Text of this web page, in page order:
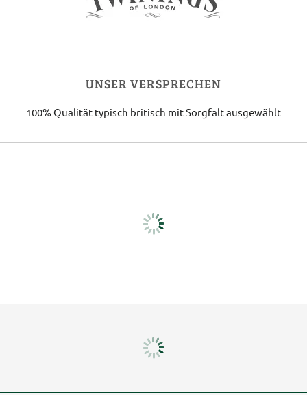
UNSER VERSPRECHEN
100% Qualität typisch britisch mit Sorgfalt ausgewählt